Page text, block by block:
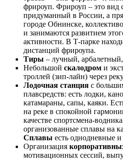
фрироуп. Фрироуп – это вид
придуманный в России, а
городе Обнинске,
и занимаются развитием
активности. В Т-парке
дистанций фрироупа.
Тиры – лучный,
Небольшой скалодром и
троллей (зип-лайн) через
Лодочная станция с
плавсредств: есть лодки,
катамараны, сапы, каяки.
на реке в спокойной
качестве спортсмена-
организованные сплавы на
Сплавы есть однодневные
Организация
мотивационных сессий,